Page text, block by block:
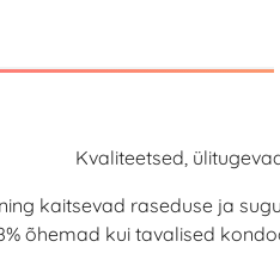
Kvaliteetsed,
kaitsevad raseduse ja
õhemad kui tavalised